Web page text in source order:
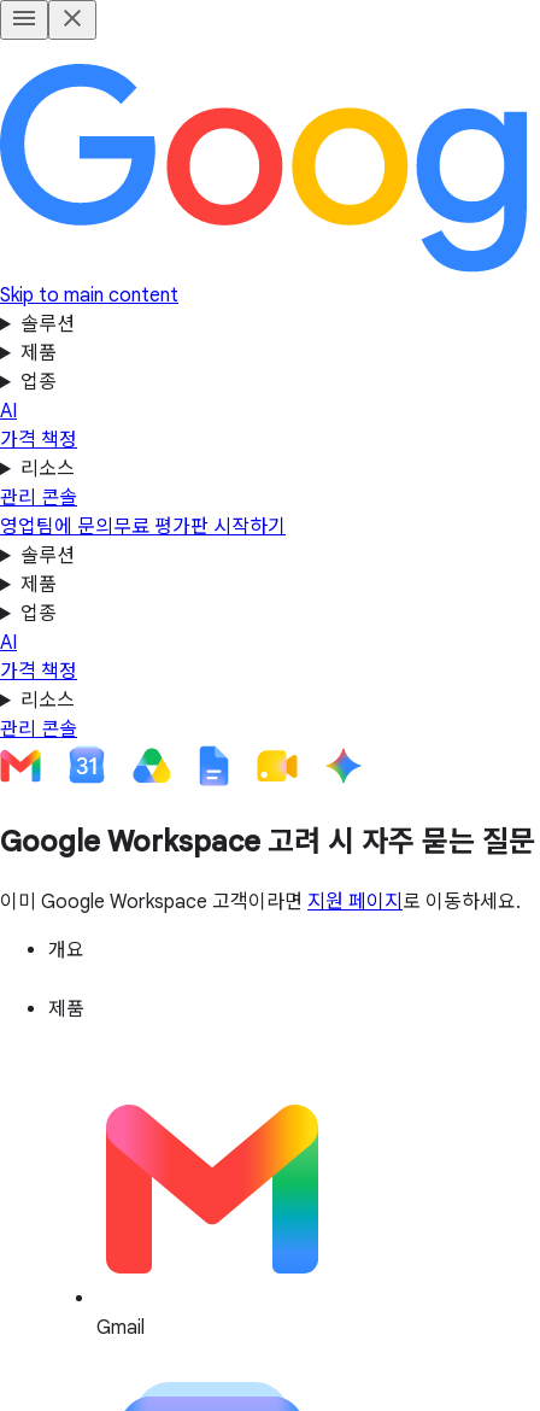
Skip to main content
솔루션
제품
업종
AI
가격 책정
리소스
관리 콘솔
영업팀에 문의 무료 평가판 시작하기
솔루션
제품
업종
AI
가격 책정
리소스
관리 콘솔
Google Workspace 고려 시 자주 묻는 질문
이미 Google Workspace 고객이라면 지원 페이지 로 이동하세요.
개요
제품
Gmail